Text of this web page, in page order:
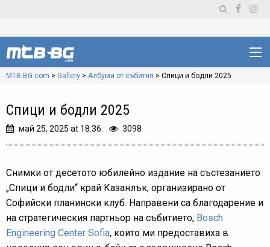
MTB-BG.com > Gallery > Албуми от събития > Спици и бодли 2025
Спици и бодли 2025
май 25, 2025 at 18:36. 3098
Снимки от десетото юбилейно издание на състезанието
„Спици и бодли“ край Казанлък, организирано от
Софийски планински клуб. Направени са благодарение и
на стратегическия партньор на събитието, Bosch
Engineering Center Sofia, които ми предоставиха в